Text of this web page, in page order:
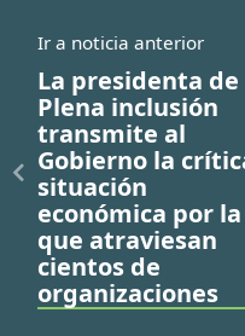
Ir a noticia anterior
La presidenta de
Plena inclusión
transmite al
Gobierno la
situación
económica por la
que atraviesan
cientos de
organizaciones